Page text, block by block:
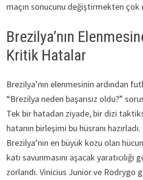
maçın sonucunu değiştirmekten çok
Brezilya’nın
Kritik Hatalar
Brezilya’nın elenmesinin ardından
“Brezilya neden başarısız oldu?”
Tek bir hatadan ziyade, bir dizi
hatanın birleşimi bu hüsranı
Brezilya’nın en büyük kozu olan
katı savunmasını aşacak
zorlandı. Vinicius Junior ve Rodrygo